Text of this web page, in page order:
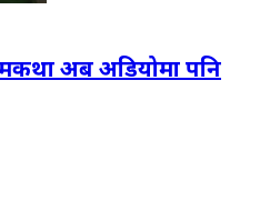
अब अडियोमा पनि